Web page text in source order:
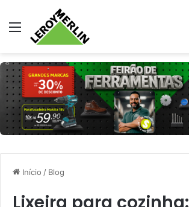
Menu
Início / Blog